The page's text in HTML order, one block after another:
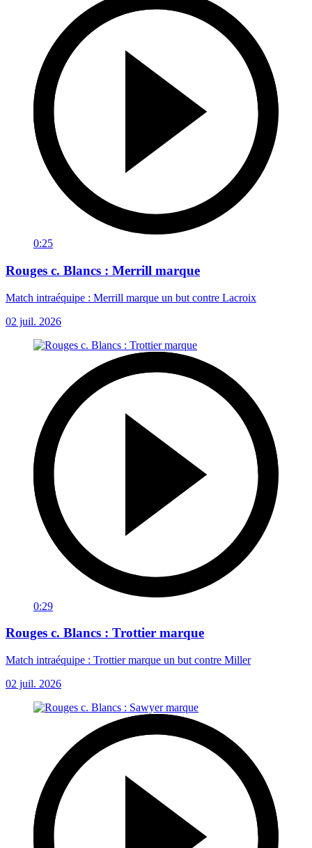
0:25
Rouges c. Blancs : Merrill marque
Match intraéquipe : Merrill marque un but contre Lacroix
02 juil. 2026
0:29
Rouges c. Blancs : Trottier marque
Match intraéquipe : Trottier marque un but contre Miller
02 juil. 2026